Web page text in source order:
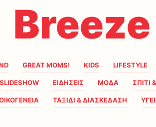
Breeze
GREAT MOMS! KIDS LIFESTYLE
SLIDESHOW ΕΙΔΗΣΕΙΣ ΜΟΔΑ ΣΠΙΤΙ
ΤΑΞΙΔΙ & ΔΙΑΣΚΕΔΑΣΗ